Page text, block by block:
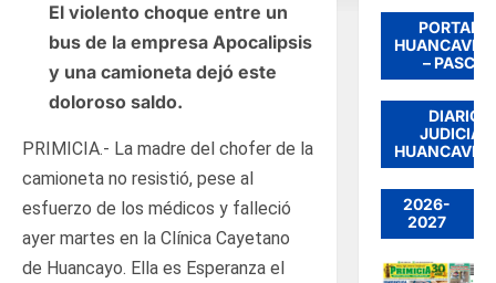
El violento choque entre un
bus de la empresa Apocalipsis
y una camioneta dejó este
doloroso saldo.
PRIMICIA.- La madre del chofer de la
camioneta no resistió, pese al
esfuerzo de los médicos y falleció
ayer martes en la Clínica Cayetano
de Huancayo. Ella es Esperanza el
PORTADA
– PASCO
DIARIO
JUDICIAL
2026-
2027